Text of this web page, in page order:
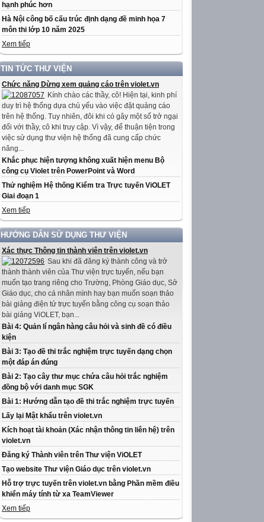
hạnh phúc hơn
Hà Nội công bố cấu trúc định dạng đề minh họa 7
môn thi lớp 10 năm 2025
Xem tiếp
TIN TỨC THƯ VIỆN
Chức năng Dừng xem quảng cáo trên violet.vn
Kính chào các thầy, cô! Hiện tại, kinh phí
duy trì hệ thống dựa chủ yếu vào việc đặt quảng cáo
trên hệ thống. Tuy nhiên, đôi khi có gây một số trở ngại
đối với thầy, cô khi truy cập. Vì vậy, để thuận tiện trong
việc sử dụng thư viện hệ thống đã cung cấp chức
năng...
Khắc phục hiện tượng không xuất hiện menu Bộ
công cụ Violet trên PowerPoint và Word
Thử nghiệm Hệ thống Kiểm tra Trực tuyến ViOLET
Giai đoạn 1
Xem tiếp
HƯỚNG DẪN SỬ DỤNG THƯ VIỆN
Xác thực Thông tin thành viên trên violet.vn
Sau khi đã đăng ký thành công và trở
thành thành viên của Thư viện trực tuyến, nếu bạn
muốn tạo trang riêng cho Trường, Phòng Giáo dục, Sở
Giáo dục, cho cá nhân mình hay bạn muốn soạn thảo
bài giảng điện tử trực tuyến bằng công cụ soạn thảo
bài giảng ViOLET, bạn...
Bài 4: Quản lí ngân hàng câu hỏi và sinh đề có điều
kiện
Bài 3: Tạo đề thi trắc nghiệm trực tuyến dạng chọn
một đáp án đúng
Bài 2: Tạo cây thư mục chứa câu hỏi trắc nghiệm
đồng bộ với danh mục SGK
Bài 1: Hướng dẫn tạo đề thi trắc nghiệm trực tuyến
Lấy lại Mật khẩu trên violet.vn
Kích hoạt tài khoản (Xác nhận thông tin liên hệ) trên
violet.vn
Đăng ký Thành viên trên Thư viện ViOLET
Tạo website Thư viện Giáo dục trên violet.vn
Hỗ trợ trực tuyến trên violet.vn bằng Phần mềm điều
khiển máy tính từ xa TeamViewer
Xem tiếp